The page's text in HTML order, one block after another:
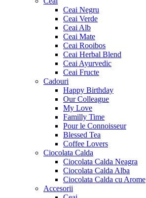
Ceai Negru
Ceai Verde
Ceai Alb
Ceai Mate
Ceai Rooibos
Ceai Herbal Blend
Ceai Ayurvedic
Ceai Fructe
Cadouri
Happy Birthday
Our Colleague
My Love
Familly Time
Pour le Connoisseur
Blessed Tea
Coffee Lovers
Ciocolata Calda
Ciocolata Calda Neagra
Ciocolata Calda Alba
Ciocolata Calda cu Arome
Accesorii